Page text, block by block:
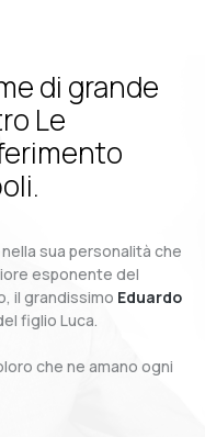
di grande
Le
sua personalità che
esponente del
il grandissimo Eduardo
figlio Luca.
che ne amano ogni